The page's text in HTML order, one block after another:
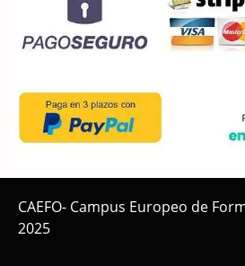
CAEFO- Campus Europeo de
2025